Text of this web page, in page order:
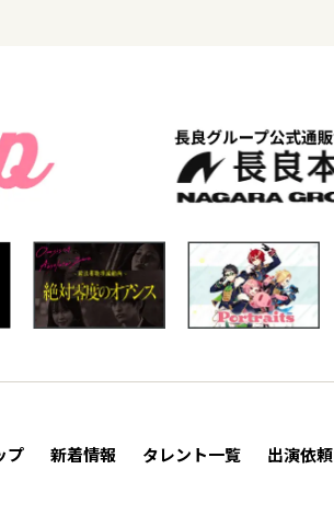
プ 新着情報 タレント一覧 出演依頼